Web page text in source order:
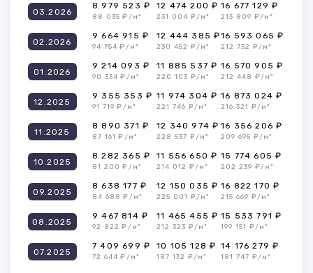
03.2026
8 979 523 ₽
88 035 ₽/м²
12 474 200 ₽
231 004 ₽/м²
16 677 129 ₽
213 809 ₽/м²
02.2026
9 664 915 ₽
94 754 ₽/м²
12 444 385 ₽
230 452 ₽/м²
16 593 065 ₽
212 732 ₽/м²
01.2026
9 214 093 ₽
90 334 ₽/м²
11 885 537 ₽
220 103 ₽/м²
16 570 905 ₽
212 448 ₽/м²
12.2025
9 355 353 ₽
91 719 ₽/м²
11 974 304 ₽
221 746 ₽/м²
16 873 024 ₽
216 321 ₽/м²
11.2025
8 890 371 ₽
87 161 ₽/м²
12 340 974 ₽
228 537 ₽/м²
16 356 206 ₽
209 695 ₽/м²
10.2025
8 282 365 ₽
81 200 ₽/м²
11 556 650 ₽
214 012 ₽/м²
15 774 605 ₽
202 239 ₽/м²
09.2025
8 638 177 ₽
84 688 ₽/м²
12 150 035 ₽
225 001 ₽/м²
16 822 170 ₽
215 669 ₽/м²
08.2025
9 467 814 ₽
92 822 ₽/м²
11 465 455 ₽
212 323 ₽/м²
15 533 791 ₽
199 151 ₽/м²
07.2025
7 409 699 ₽
72 644 ₽/м²
10 105 128 ₽
187 132 ₽/м²
14 176 279 ₽
181 747 ₽/м²